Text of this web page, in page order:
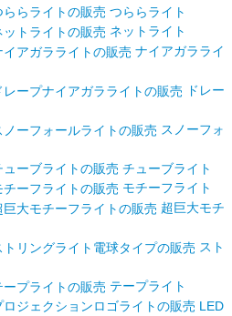
つららライト
ネットライト
ナイアガラライ
ドレー
スノーフォ
チューブライト
モチーフライト
超巨大モチ
スト
テープライト
LED